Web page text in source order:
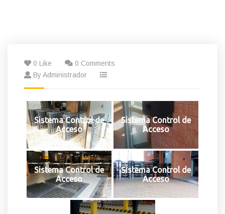
0 Like
0 Comments
By Administrador
Sistema Control de
Acceso
Sistema Control de
Acceso
Sistema Control de
Acceso
Sistema Control de
Acceso